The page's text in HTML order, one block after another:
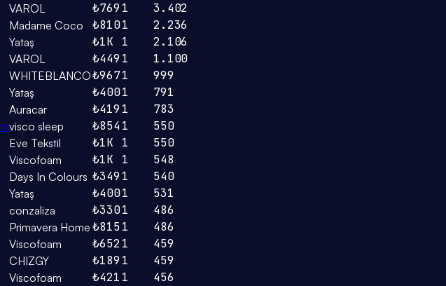
VAROL ₺769 1
3.402
Madame Coco ₺8101
2.236
Yataş ₺1K 1
2.106
VAROL ₺449 1
1.100
WHITEBLANCO₺9671
999
Yataş ₺4001
791
Auracar ₺419 1
783
visco sleep ₺8541
550
Eve Tekstil ₺1K 1
550
Viscofoam ₺1K 1
548
Days In Colours ₺349 1
540
Yataş ₺4001
531
conzaliza ₺3301
486
Primavera Home ₺8151
486
Viscofoam ₺652 1
459
CHIZGY ₺189 1
459
Viscofoam ₺421 1
456